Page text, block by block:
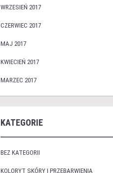
WRZESIEŃ 2017
CZERWIEC 2017
MAJ 2017
KWIECIEŃ 2017
MARZEC 2017
KATEGORIE
BEZ KATEGORII
KOLORYT SKÓRY I PRZEBARWIENIA